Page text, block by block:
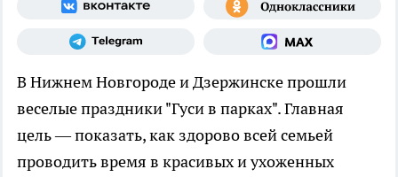
В Нижнем Новгороде и Дзержинске прошли
веселые праздники "Гуси в парках". Главная
цель — показать, как здорово всей семьей
проводить время в красивых и ухоженных